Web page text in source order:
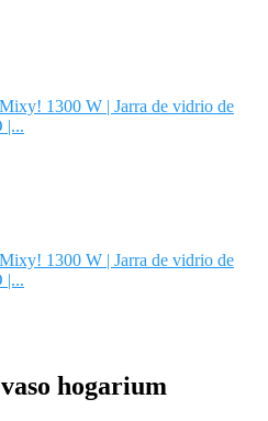
1300 W | Jarra de vidrio de
|...
1300 W | Jarra de vidrio de
|...
hogarium